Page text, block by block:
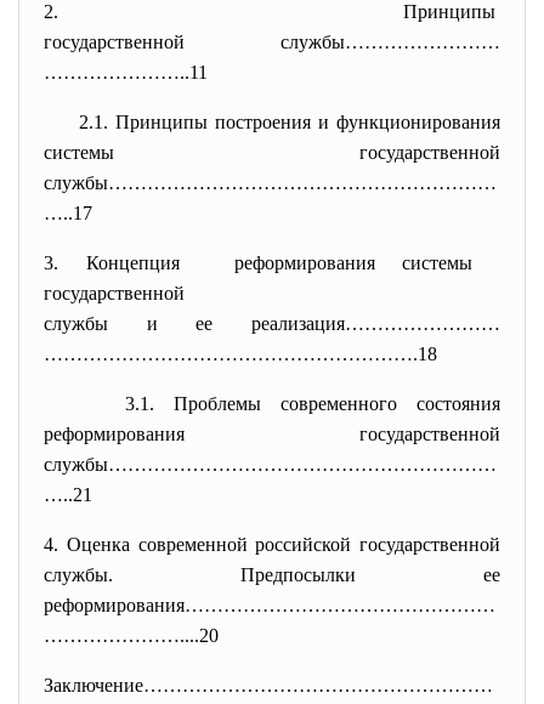
2. Принципы
государственной службы……………………
…………………..11
2.1. Принципы построения и функционирования
системы государственной
службы……………………………………………………
…..17
3. Концепция реформирования системы
государственной
службы и ее реализация……………………
………………………………………………….18
3.1. Проблемы современного состояния
реформирования государственной
службы……………………………………………………
…..21
4. Оценка современной российской государственной
службы. Предпосылки ее
реформирования…………………………………………
…………………....20
Заключение………………………………………………